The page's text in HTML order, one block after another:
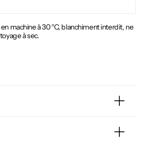
machine à 30 °C, blanchiment interdit, ne
à sec.